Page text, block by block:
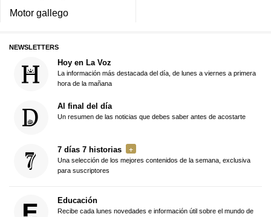
Motor gallego
NEWSLETTERS
Hoy en La Voz
La información más destacada del día, de lunes a viernes a primera
hora de la mañana
Al final del día
Un resumen de las noticias que debes saber antes de acostarte
7 días 7 historias
Una selección de los mejores contenidos de la semana, exclusiva
para suscriptores
Educación
Recibe cada lunes novedades e información útil sobre el mundo de